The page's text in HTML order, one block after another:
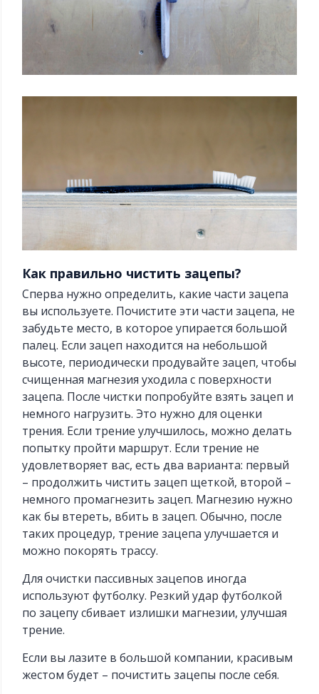
Как правильно чистить зацепы?
Сперва нужно определить, какие части зацепа
вы используете. Почистите эти части зацепа, не
забудьте место, в которое упирается большой
палец. Если зацеп находится на небольшой
высоте, периодически продувайте зацеп, чтобы
счищенная магнезия уходила с поверхности
зацепа. После чистки попробуйте взять зацеп и
немного нагрузить. Это нужно для оценки
трения. Если трение улучшилось, можно делать
попытку пройти маршрут. Если трение не
удовлетворяет вас, есть два варианта: первый
– продолжить чистить зацеп щеткой, второй –
немного промагнезить зацеп. Магнезию нужно
как бы втереть, вбить в зацеп. Обычно, после
таких процедур, трение зацепа улучшается и
можно покорять трассу.
Для очистки пассивных зацепов иногда
используют футболку. Резкий удар футболкой
по зацепу сбивает излишки магнезии, улучшая
трение.
Если вы лазите в большой компании, красивым
жестом будет – почистить зацепы после себя.